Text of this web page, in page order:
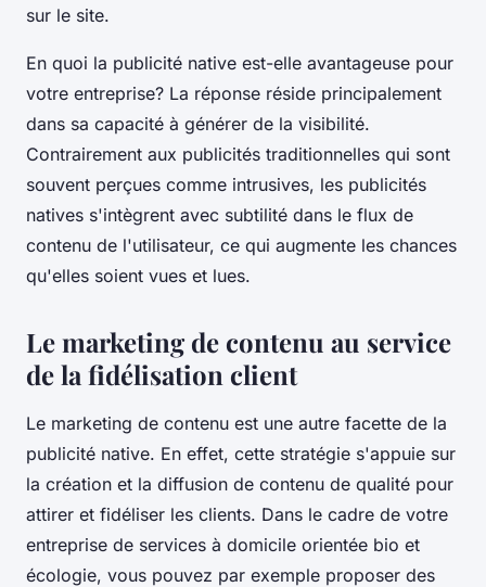
sur le site.
En quoi la publicité native est-elle avantageuse pour
votre entreprise? La réponse réside principalement
dans sa capacité à générer de la visibilité.
Contrairement aux publicités traditionnelles qui sont
souvent perçues comme intrusives, les publicités
natives s'intègrent avec subtilité dans le flux de
contenu de l'utilisateur, ce qui augmente les chances
qu'elles soient vues et lues.
Le marketing de contenu au service
de la fidélisation client
Le marketing de contenu est une autre facette de la
publicité native. En effet, cette stratégie s'appuie sur
la création et la diffusion de contenu de qualité pour
attirer et fidéliser les clients. Dans le cadre de votre
entreprise de services à domicile orientée bio et
écologie, vous pouvez par exemple proposer des